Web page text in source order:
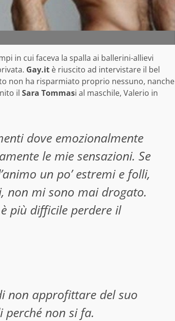
in cui faceva la spalla ai ballerini-allievi
Gay.it è riuscito ad intervistare il bel
non ha risparmiato proprio nessuno, nanche
il Sara Tommasi al maschile, Valerio in
dove emozionalmente
le mie sensazioni. Se
un po’ estremi e folli,
non mi sono mai drogato.
più difficile perdere il
non approfittare del suo
perché non si fa.